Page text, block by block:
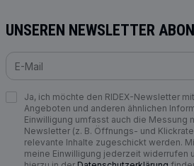
UNSEREN NEWSLETTER
Ja, ich möchte den RIDEX-Newsletter
Angeboten und anderen ähnlichen
Einwilligung umfasst auch die Messung
Newsletter (z. B. Öffnungs- und
relevante Inhalte zugeschickt werden.
meine Einwilligung jederzeit widerrufen